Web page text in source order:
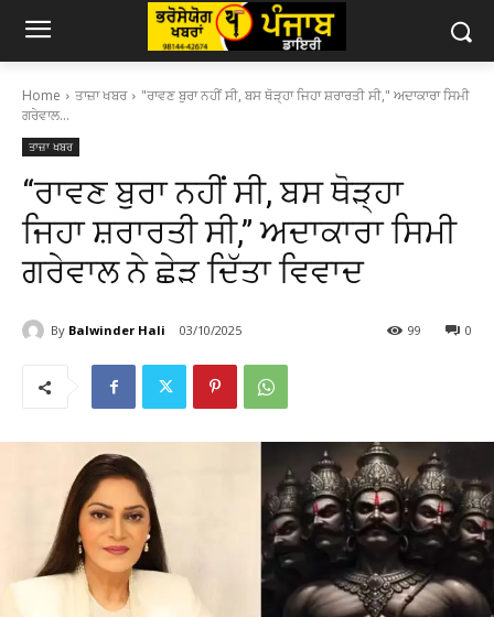
Home ਤਾਜ਼ਾ ਖਬਰ
"ਰਾਵਣ ਬੁਰਾ ਨਹੀਂ ਸੀ, ਬਸ ਥੋੜ੍ਹਾ ਜਿਹਾ ਸ਼ਰਾਰਤੀ ਸੀ," ਅਦਾਕਾਰਾ ਸਿਮੀ
ਗਰੇਵਾਲ...
ਤਾਜ਼ਾ ਖਬਰ
“ਰਾਵਣ ਬੁਰਾ ਨਹੀਂ ਸੀ, ਬਸ ਥੋੜ੍ਹਾ
ਜਿਹਾ ਸ਼ਰਾਰਤੀ ਸੀ,” ਅਦਾਕਾਰਾ ਸਿਮੀ
ਗਰੇਵਾਲ ਨੇ ਛੇੜ ਦਿੱਤਾ ਵਿਵਾਦ
By Balwinder Hali 03/10/2025 0
99